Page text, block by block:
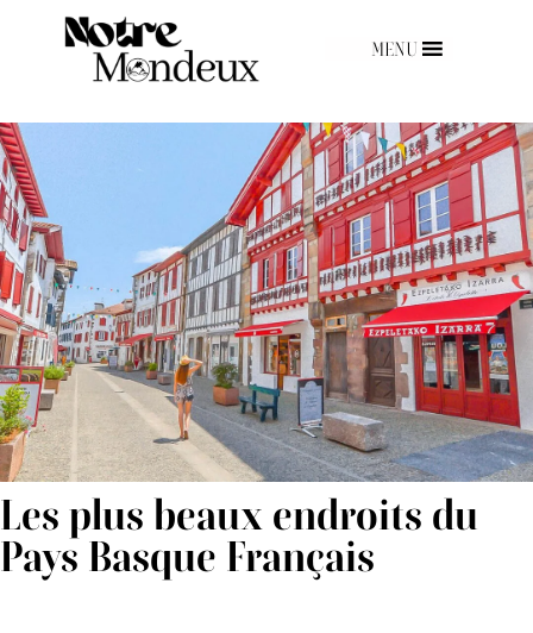
MENU
Les plus beaux endroits du
Pays Basque Français